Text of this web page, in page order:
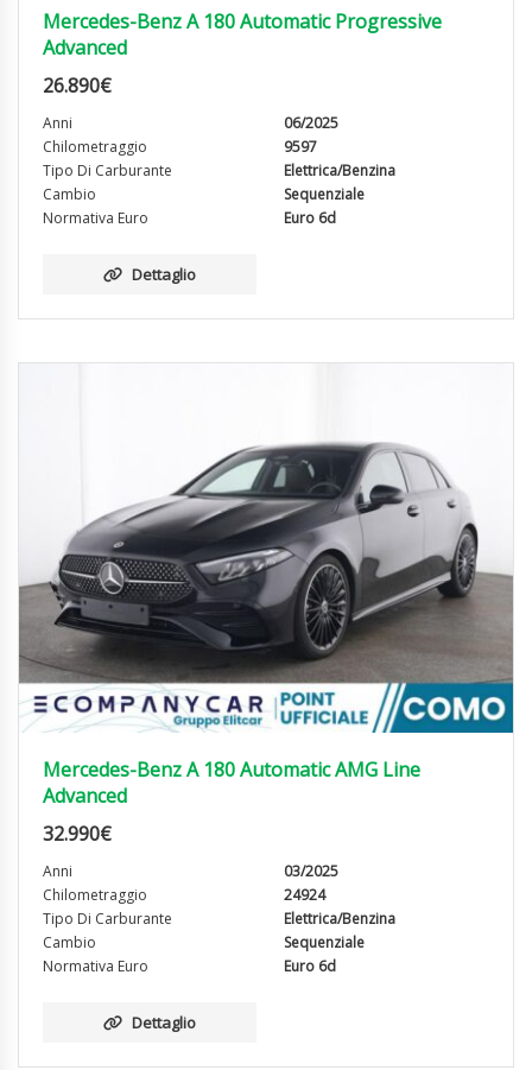
Mercedes-Benz A 180 Automatic Progressive
Advanced
26.890€
Anni
06/2025
Chilometraggio
9597
Tipo Di Carburante
Elettrica/Benzina
Cambio
Sequenziale
Normativa Euro
Euro 6d
Dettaglio
Mercedes-Benz A 180 Automatic AMG Line
Advanced
32.990€
Anni
03/2025
Chilometraggio
24924
Tipo Di Carburante
Elettrica/Benzina
Cambio
Sequenziale
Normativa Euro
Euro 6d
Dettaglio